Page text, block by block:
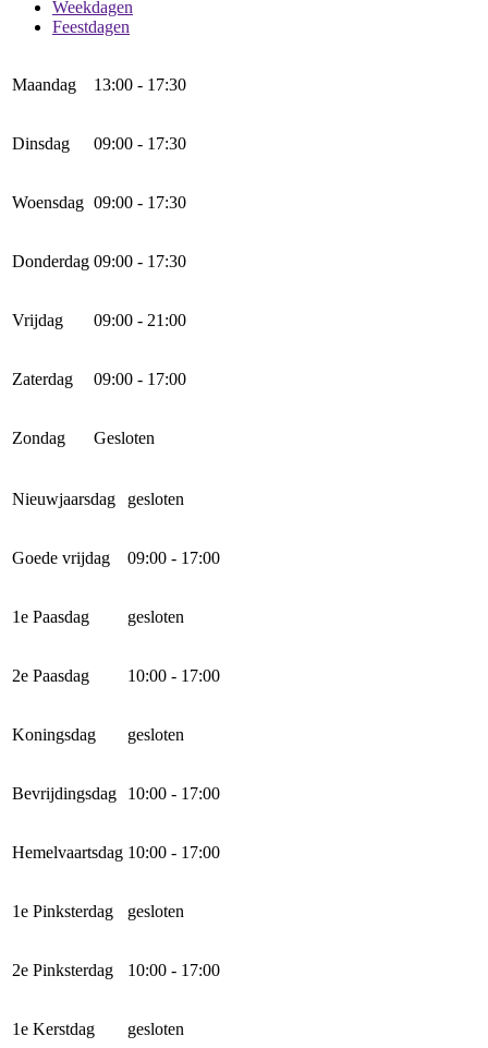
Weekdagen
Feestdagen
Maandag 13:00 - 17:30
Dinsdag 09:00 - 17:30
Woensdag 09:00 - 17:30
Donderdag 09:00 - 17:30
Vrijdag 09:00 - 21:00
Zaterdag 09:00 - 17:00
Zondag Gesloten
Nieuwjaarsdag gesloten
Goede vrijdag 09:00 - 17:00
1e Paasdag gesloten
2e Paasdag 10:00 - 17:00
Koningsdag gesloten
Bevrijdingsdag 10:00 - 17:00
Hemelvaartsdag 10:00 - 17:00
1e Pinksterdag gesloten
2e Pinksterdag 10:00 - 17:00
1e Kerstdag gesloten